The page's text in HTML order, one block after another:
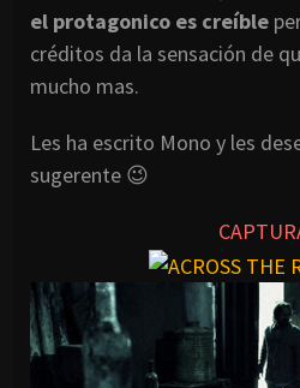
el protagonico es creíble
créditos da la sensación de
mucho mas.
Les ha escrito Mono y les
sugerente 😉